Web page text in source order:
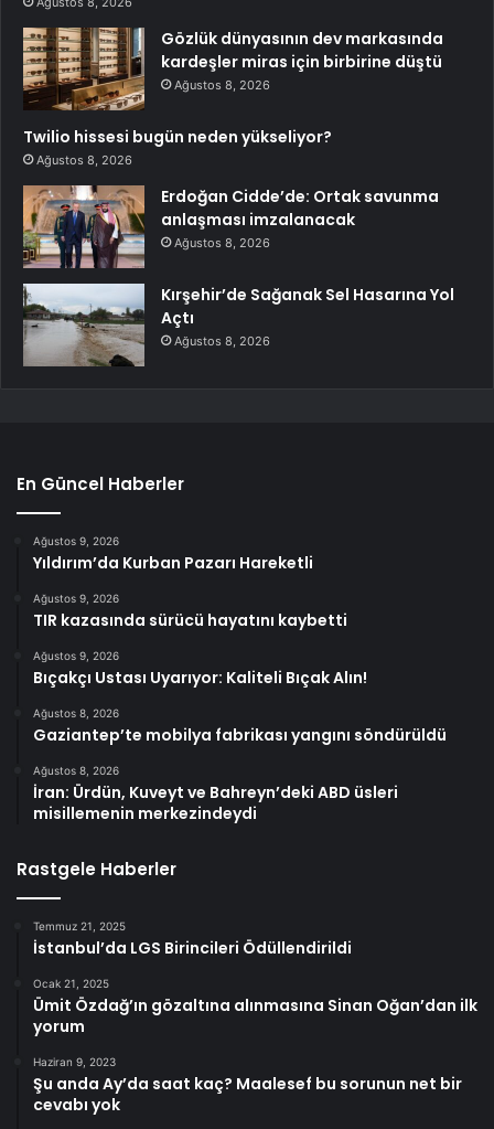
Gözlük dünyasının dev markasında
kardeşler miras için birbirine düştü
Ağustos 8, 2026
Twilio hissesi bugün neden yükseliyor?
Ağustos 8, 2026
Erdoğan Cidde’de: Ortak savunma
anlaşması imzalanacak
Ağustos 8, 2026
Kırşehir’de Sağanak Sel Hasarına Yol
Açtı
Ağustos 8, 2026
En Güncel Haberler
Ağustos 9, 2026
Yıldırım’da Kurban Pazarı Hareketli
Ağustos 9, 2026
TIR kazasında sürücü hayatını kaybetti
Ağustos 9, 2026
Bıçakçı Ustası Uyarıyor: Kaliteli Bıçak Alın!
Ağustos 8, 2026
Gaziantep’te mobilya fabrikası yangını söndürüldü
Ağustos 8, 2026
İran: Ürdün, Kuveyt ve Bahreyn’deki ABD üsleri
misillemenin merkezindeydi
Rastgele Haberler
Temmuz 21, 2025
İstanbul’da LGS Birincileri Ödüllendirildi
Ocak 21, 2025
Ümit Özdağ’ın gözaltına alınmasına Sinan Oğan’dan ilk
yorum
Haziran 9, 2023
Şu anda Ay’da saat kaç? Maalesef bu sorunun net bir
cevabı yok